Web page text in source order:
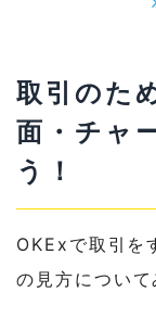
取引のた
面・チャ
う！
OKExで取引を
の見方について